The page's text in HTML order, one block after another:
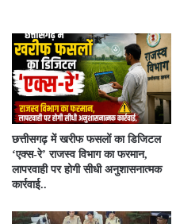
​छत्तीसगढ़ में खरीफ फसलों का डिजिटल
‘एक्स-रे’ राजस्व विभाग का फरमान,
लापरवाही पर होगी सीधी अनुशासनात्मक
कार्रवाई..